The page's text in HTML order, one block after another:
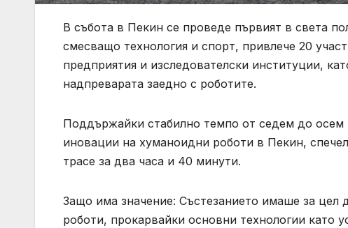
В събота в Пекин се проведе първият в света
смесващо технология и спорт, привлече 20
предприятия и изследователски институции,
надпреварата заедно с роботите.
Поддържайки стабилно темпо от седем до осем
иновации на хуманоидни роботи в Пекин,
трасе за два часа и 40 минути.
Защо има значение: Състезанието имаше за цел
роботи, прокарвайки основни технологии като